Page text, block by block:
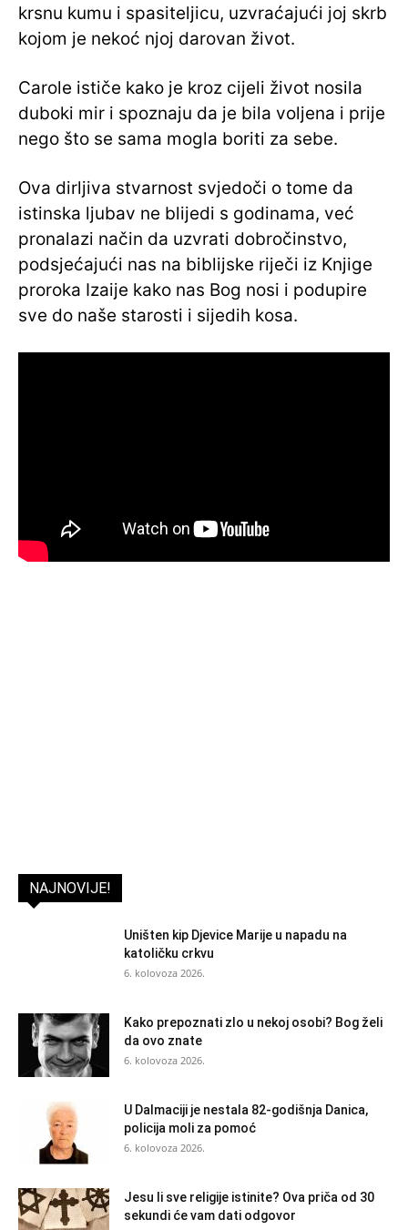
krsnu kumu i spasiteljicu, uzvraćajući joj skrb
kojom je nekoć njoj darovan život.
Carole ističe kako je kroz cijeli život nosila
duboki mir i spoznaju da je bila voljena i prije
nego što se sama mogla boriti za sebe.
Ova dirljiva stvarnost svjedoči o tome da
istinska ljubav ne blijedi s godinama, već
pronalazi način da uzvrati dobročinstvo,
podsjećajući nas na biblijske riječi iz Knjige
proroka Izaije kako nas Bog nosi i podupire
sve do naše starosti i sijedih kosa.
NAJNOVIJE!
Uništen kip Djevice Marije u napadu na
katoličku crkvu
6. kolovoza 2026.
Kako prepoznati zlo u nekoj osobi? Bog želi
da ovo znate
6. kolovoza 2026.
U Dalmaciji je nestala 82-godišnja Danica,
policija moli za pomoć
6. kolovoza 2026.
Jesu li sve religije istinite? Ova priča od 30
sekundi će vam dati odgovor